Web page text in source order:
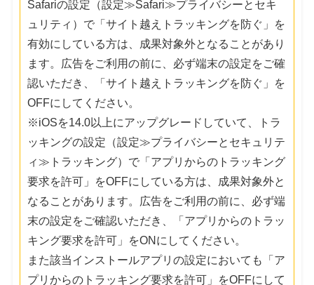
Safariの設定（設定≫Safari≫プライバシーとセキ
ュリティ）で「サイト越えトラッキングを防ぐ」を
有効にしている方は、成果対象外となることがあり
ます。広告をご利用の前に、必ず端末の設定をご確
認いただき、「サイト越えトラッキングを防ぐ」を
OFFにしてください。
※iOSを14.0以上にアップグレードしていて、トラ
ッキングの設定（設定≫プライバシーとセキュリテ
ィ≫トラッキング）で「アプリからのトラッキング
要求を許可」をOFFにしている方は、成果対象外と
なることがあります。広告をご利用の前に、必ず端
末の設定をご確認いただき、「アプリからのトラッ
キング要求を許可」をONにしてください。
また該当インストールアプリの設定においても「ア
プリからのトラッキング要求を許可」をOFFにして